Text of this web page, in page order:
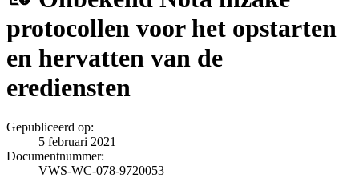
protocollen voor het opstarten
en hervatten van de
erediensten
Gepubliceerd op:
5 februari 2021
Documentnummer:
VWS-WC-078-9720053